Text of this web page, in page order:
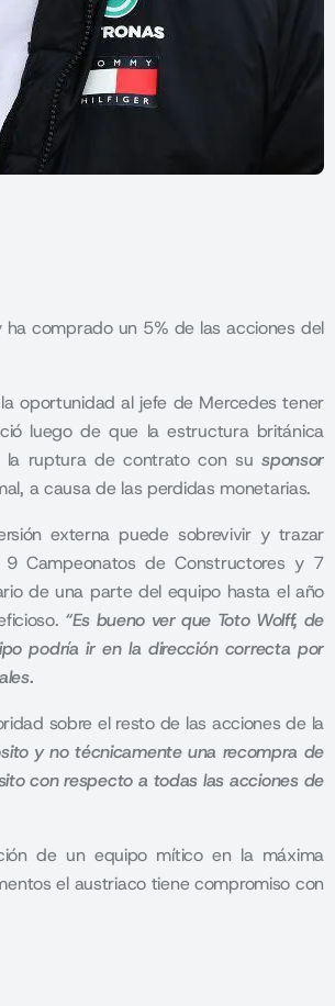
comprado un 5% de las acciones del
oportunidad al jefe de Mercedes tener
luego de que la estructura británica
la ruptura de contrato con susponsor
a causa de las perdidas monetarias.
externa puede sobrevivir y trazar
Campeonatos de Constructores y 7
de una parte del equipo hasta el año
“Es bueno ver que Toto Wolff, de
podría ir en la dirección correcta por
sobre el resto de las acciones de la
y no técnicamente una recompra de
con respecto a todas las acciones de
de un equipo mítico en la máxima
el austriaco tiene compromiso con